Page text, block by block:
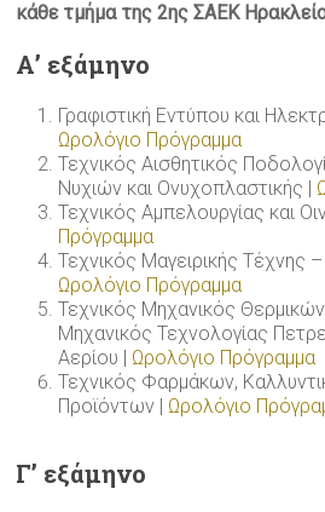
κάθε τμήμα της 2ης ΣΑΕΚ
Α’ εξάμηνο
Γραφιστική Εντύπου και
Ωρολόγιο Πρόγραμμα
Τεχνικός Αισθητικός
Νυχιών και Ονυχοπλαστικής |
Τεχνικός Αμπελουργίας και
Πρόγραμμα
Τεχνικός Μαγειρικής Τέχνης –
Ωρολόγιο Πρόγραμμα
Τεχνικός Μηχανικός
Μηχανικός Τεχνολογίας
Αερίου | Ωρολόγιο Πρόγραμμα
Τεχνικός Φαρμάκων,
Προϊόντων | Ωρολόγιο
Γ’ εξάμηνο